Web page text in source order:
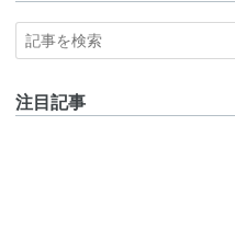
注目記事